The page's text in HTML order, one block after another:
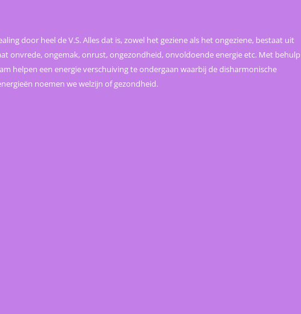
door heel de V.S. Alles dat is, zowel het geziene als het ongeziene, bestaat uit
onvrede, ongemak, onrust, ongezondheid, onvoldoende energie etc. Met behulp
helpen een energie verschuiving te ondergaan waarbij de disharmonische
noemen we welzijn of gezondheid.